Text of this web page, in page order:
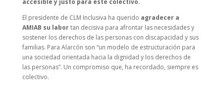
accesible y justo para este colectivo.
El presidente de CLM Inclusiva ha querido agradecer a
AMIAB su labortan decisiva para afrontar las necesidades y
sostener los derechos de las personas con discapacidad y sus
familias. Para Alarcón son “un modelo de estructuración para
una sociedad orientada hacia la dignidad y los derechos de
las personas”. Un compromiso que, ha recordado, siempre es
colectivo.